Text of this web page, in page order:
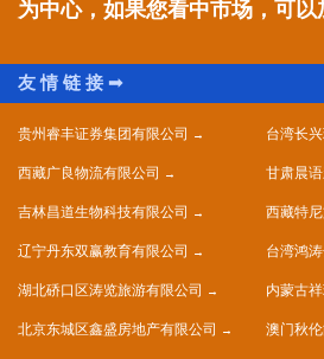
为中心，如果您看中市场，可以
贵州睿丰证券集团有限公司 台湾长
西藏广良物流有限公司 甘肃晨
吉林昌道生物科技有限公司 西藏特
辽宁丹东双赢教育有限公司 台湾鸿
湖北硚口区涛览旅游有限公司 内蒙古
北京东城区鑫盛房地产有限公司 澳门秋